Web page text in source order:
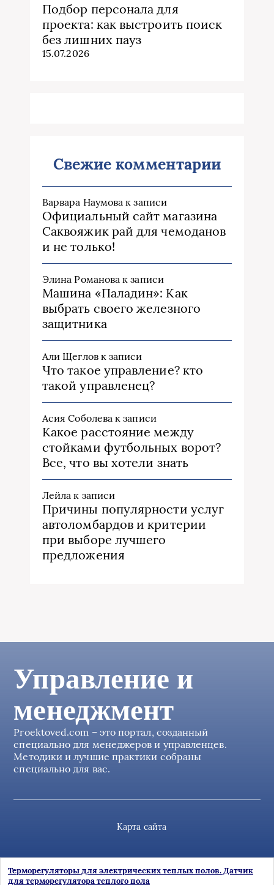
Подбор персонала для
проекта: как выстроить поиск
без лишних пауз
15.07.2026
Свежие комментарии
Варвара Наумова к записи
Официальный сайт магазина
Саквояжик рай для чемоданов
и не только!
Элина Романова к записи
Машина «Паладин»: Как
выбрать своего железного
защитника
Али Щегловк записи
Что такое управление? кто
такой управленец?
Асия Соболева к записи
Какое расстояние между
стойками футбольных ворот?
Все, что вы хотели знать
Лейла к записи
Причины популярности услуг
автоломбардов и критерии
при выборе лучшего
предложения
Управление и
менеджмент
Proektoved.com – это портал, созданный
специально для менеджеров и управленцев.
Методики и лучшие практики собраны
специально для вас.
Карта сайта
Терморегуляторы для электрических теплых полов. Датчик
для терморегулятора теплого пола